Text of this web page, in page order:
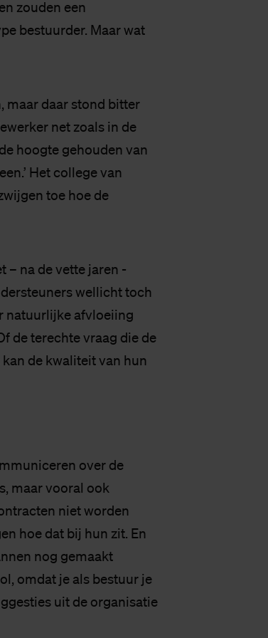
zouden een
bestuurder. Maar wat
maar daar stond bitter
net zoals in de
hoogte gehouden van
Het college van
toe hoe de
– na de vette jaren -
wellicht toch
natuurlijke afvloeiing
de terechte vraag die de
de kwaliteit van hun
over de
maar vooral ook
niet worden
hoe dat bij hun zit. En
nog gemaakt
omdat je als bestuur je
uit de organisatie